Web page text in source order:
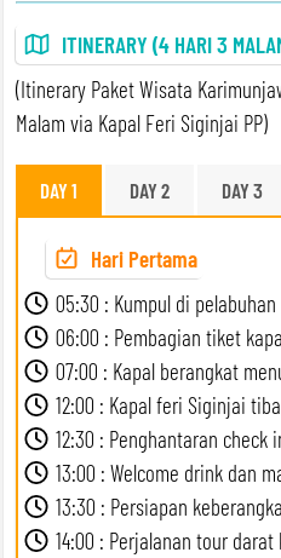
ITINERARY (4 HARI 3
(Itinerary Paket Wisata
Malam via Kapal Feri Siginjai PP)
DAY 1 DAY 2 DAY 3
Hari Pertama
05:30 : Kumpul di
06:00 : Pembagian tiket
07:00 : Kapal berangkat
12:00 : Kapal feri Siginjai
12:30 : Penghantaran check
13:00 : Welcome drink dan
13:30 : Persiapan
14:00 : Perjalanan tour darat